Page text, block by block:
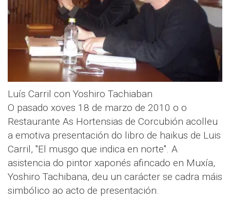
Luís Carril con Yoshiro Tachiaban
O pasado xoves 18 de marzo de 2010 o o
Restaurante As Hortensias de Corcubión acolleu
a emotiva presentación do libro de haikus de Luis
Carril, "El musgo que indica en norte". A
asistencia do pintor xaponés afincado en Muxía,
Yoshiro Tachibana, deu un carácter se cadra máis
simbólico ao acto de presentación.